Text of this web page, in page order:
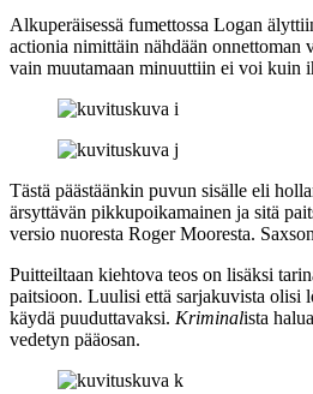
Alkuperäisessä fumettossa Logan
actionia nimittäin nähdään onnettoman
vain muutamaan minuuttiin ei voi kuin
Tästä päästäänkin puvun sisälle eli
ärsyttävän pikkupoikamainen ja sitä
versio nuoresta Roger Mooresta.
Puitteiltaan kiehtova teos on lisäksi
paitsioon. Luulisi että sarjakuvista olisi
käydä puuduttavaksi. Kriminalista
vedetyn pääosan.